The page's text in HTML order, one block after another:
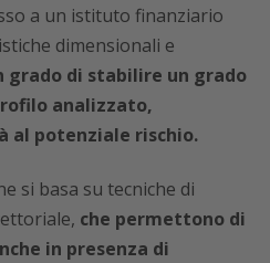
a un istituto finanziario
dimensionali e
grado di stabilire un grado
analizzato,
al potenziale rischio.
si basa su tecniche di
che permettono di
in presenza di